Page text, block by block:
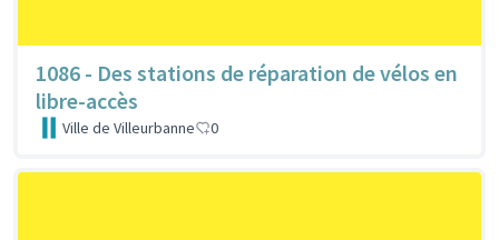
1086 - Des stations de réparation de vélos en
libre-accès
Ville de Villeurbanne 0